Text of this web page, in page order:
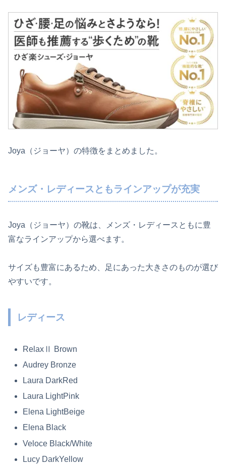
Joya（ジョーヤ）の特徴をまとめました。
メンズ・レディースともラインアップが充実
Joya（ジョーヤ）の靴は、メンズ・レディースともに豊
富なラインアップから選べます。
サイズも豊富にあるため、足にあった大きさのものが選び
やすいです。
レディース
RelaxⅡ Brown
Audrey Bronze
Laura DarkRed
Laura LightPink
Elena LightBeige
Elena Black
Veloce Black/White
Lucy DarkYellow